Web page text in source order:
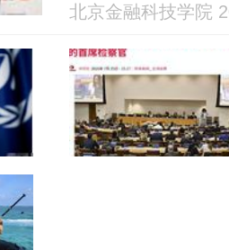
北京金融科技学院